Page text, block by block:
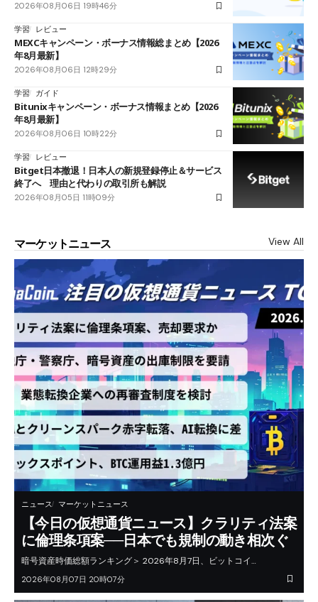
2026年08月06日 19時46分
学習 レビュー
MEXCキャンペーン・ボーナス情報総まとめ【2026
年8月最新】
2026年08月06日 12時29分
学習 ガイド
Bitunixキャンペーン・ボーナス情報まとめ【2026
年8月最新】
2026年08月06日 10時22分
学習 レビュー
Bitget日本撤退！日本人の新規登録停止＆サービス
終了へ 理由と代わりの取引所も解説
2026年08月05日 11時09分
マーケットニュース View All
ニュース マーケットニュース
【今日の仮想通貨ニュース】クラリティ法案
に倫理条項案──日本でも規制の動き相次ぐ
暗号資産時価総額ランキング＞ 2026年8月7日、ビットコイ…
2026年08月07日 20時07分